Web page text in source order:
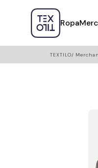
Ropa
TEXTILO